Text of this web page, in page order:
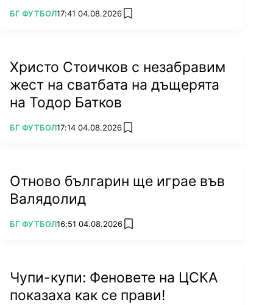
ПОВЕЧЕ ОТ
БГ ФУТБОЛ17:41 04.08.2026 add favorites
Христо Стоичков с незабравим
жест на сватбата на дъщерята
на Тодор Батков
ПОВЕЧЕ ОТ
БГ ФУТБОЛ17:14 04.08.2026 add favorites
Отново българин ще играе във
Валядолид
ПОВЕЧЕ ОТ
БГ ФУТБОЛ16:51 04.08.2026 add favorites
Чупи-купи: Феновете на ЦСКА
показаха как се прави!